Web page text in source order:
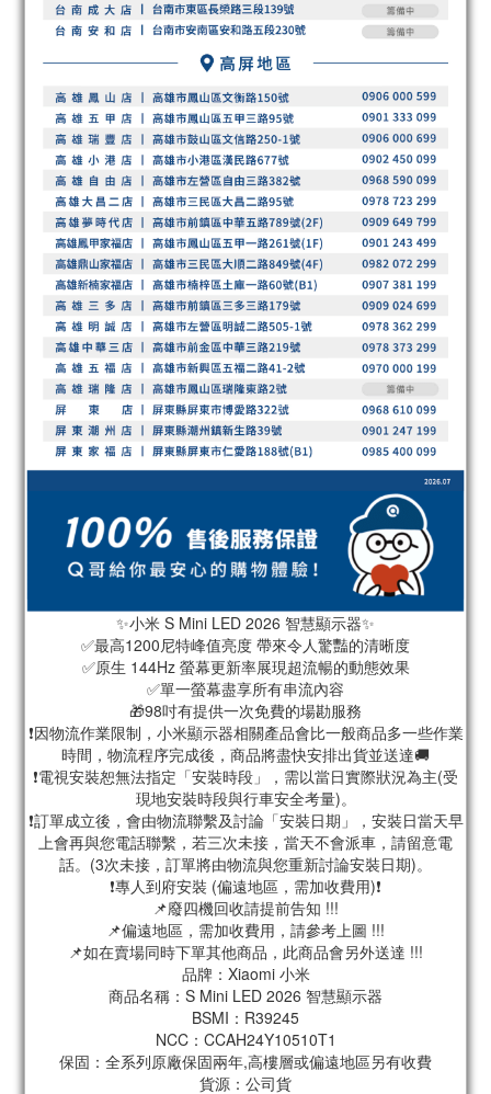
✨小米 S Mini LED 2026 智慧顯示器✨
✅最高1200尼特峰值亮度 帶來令人驚豔的清晰度
✅原生 144Hz 螢幕更新率展現超流暢的動態效果
✅單一螢幕盡享所有串流內容
🎁98吋有提供一次免費的場勘服務
❗因物流作業限制，小米顯示器相關產品會比一般商品多一些作業
時間，物流程序完成後，商品將盡快安排出貨並送達🚚
❗電視安裝恕無法指定「安裝時段」，需以當日實際狀況為主(受
現地安裝時段與行車安全考量)。
❗訂單成立後，會由物流聯繫及討論「安裝日期」，安裝日當天早
上會再與您電話聯繫，若三次未接，當天不會派車，請留意電
話。(3次未接，訂單將由物流與您重新討論安裝日期)。
❗專人到府安裝 (偏遠地區，需加收費用)❗
📌廢四機回收請提前告知 !!!
📌偏遠地區，需加收費用，請參考上圖 !!!
📌如在賣場同時下單其他商品，此商品會另外送達 !!!
品牌：Xiaomi 小米
商品名稱：S Mini LED 2026 智慧顯示器
BSMI：R39245
NCC：CCAH24Y10510T1
保固：全系列原廠保固兩年,高樓層或偏遠地區另有收費
貨源：公司貨